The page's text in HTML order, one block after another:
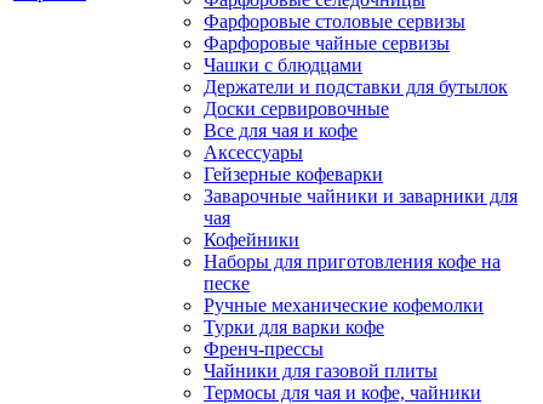
Фарфоровые столовые сервизы
Фарфоровые чайные сервизы
Чашки с блюдцами
Держатели и подставки для бутылок
Доски сервировочные
Все для чая и кофе
Аксессуары
Гейзерные кофеварки
Заварочные чайники и заварники для
чая
Кофейники
Наборы для приготовления кофе на
песке
Ручные механические кофемолки
Турки для варки кофе
Френч-прессы
Чайники для газовой плиты
Термосы для чая и кофе, чайники